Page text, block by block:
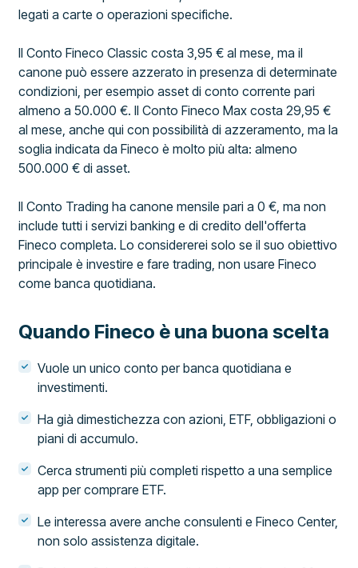
legati a carte o operazioni specifiche.
Il Conto Fineco Classic costa 3,95 € al mese, ma il
canone può essere azzerato in presenza di determinate
condizioni, per esempio asset di conto corrente pari
almeno a 50.000 €. Il Conto Fineco Max costa 29,95 €
al mese, anche qui con possibilità di azzeramento, ma la
soglia indicata da Fineco è molto più alta: almeno
500.000 € di asset.
Il Conto Trading ha canone mensile pari a 0 €, ma non
include tutti i servizi banking e di credito dell'offerta
Fineco completa. Lo considererei solo se il suo obiettivo
principale è investire e fare trading, non usare Fineco
come banca quotidiana.
Quando Fineco è una buona scelta
Vuole un unico conto per banca quotidiana e
investimenti.
Ha già dimestichezza con azioni, ETF, obbligazioni o
piani di accumulo.
Cerca strumenti più completi rispetto a una semplice
app per comprare ETF.
Le interessa avere anche consulenti e Fineco Center,
non solo assistenza digitale.